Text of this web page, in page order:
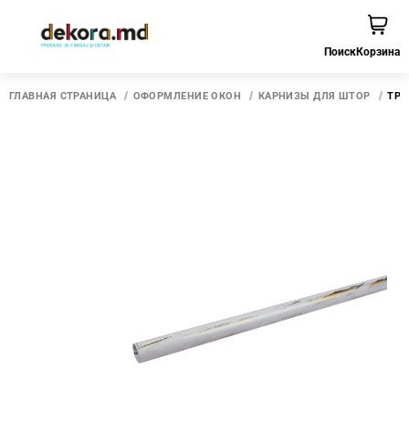
ПоискКорзина
ГЛАВНАЯ СТРАНИЦА ОФОРМЛЕНИЕ ОКОН КАРНИЗЫ ДЛЯ ШТОР